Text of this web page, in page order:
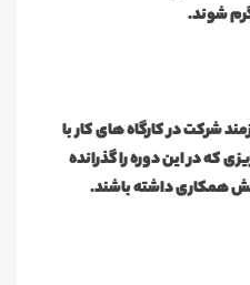
شوند.
شرکت در کارگاه های کار با
که در این دوره را گذرانده
همکاری داشته باشند.